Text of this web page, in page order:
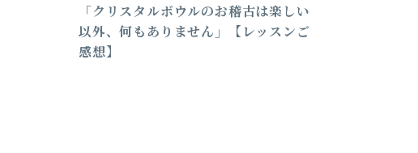
「クリスタルボウルのお稽古は楽しい
以外、何もありません」【レッスンご
感想】